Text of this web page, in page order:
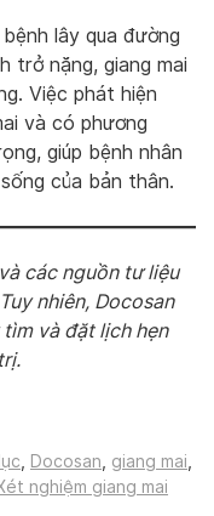
lây qua đường
trở nặng, giang mai
Việc phát hiện
và có phương
giúp bệnh nhân
của bản thân.
các nguồn tư liệu
nhiên, Docosan
tìm và đặt lịch hẹn
Docosan giang mai
nghiệm giang mai